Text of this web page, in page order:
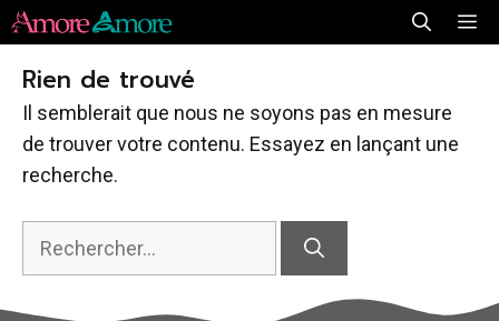
Aller
au
contenu
Rien de trouvé
Il semblerait que nous ne soyons pas en mesure
de trouver votre contenu. Essayez en lançant une
recherche.
Rechercher :